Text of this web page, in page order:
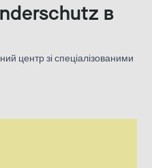
в
центр зі спеціалізованими